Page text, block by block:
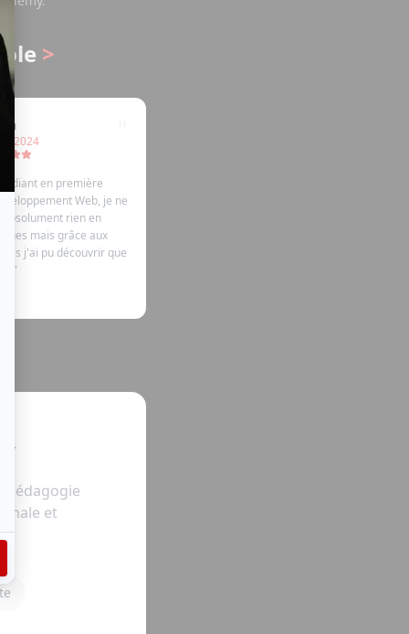
>
2024
en première
Web, je ne
rien en
mais grâce aux
j'ai pu découvrir que
"
pédagogie
et